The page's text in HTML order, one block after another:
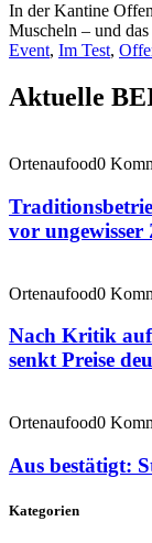
In der Kantine
Muscheln – und
Event, Im Test,
Aktuelle
Ortenaufood0
vor
Ortenaufood0
Nach Kritik
senkt Preise
Ortenaufood0
Aus bestätigt:
Kategorien